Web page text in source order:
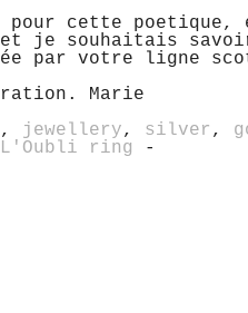
pour cette
je souhaitais
par votre ligne
Marie
, jewellery, silver ,
L'Oubli ring -